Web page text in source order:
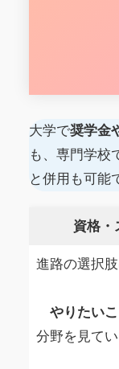
大学で奨学金
も、専門学校
と併用も可能
資格・
進路の選択
やりたい
分野を見て